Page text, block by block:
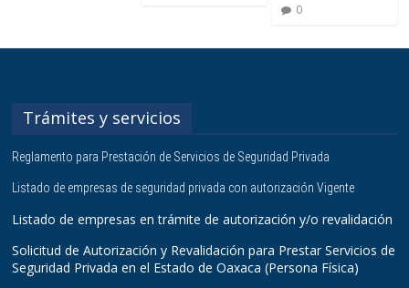
0
Trámites y servicios
Reglamento para Prestación de Servicios de Seguridad Privada
Listado de empresas de seguridad privada con autorización Vigente
Listado de empresas en trámite de autorización y/o revalidación
Solicitud de Autorización y Revalidación para Prestar Servicios de
Seguridad Privada en el Estado de Oaxaca (Persona Física)